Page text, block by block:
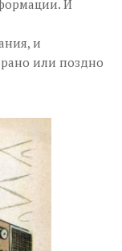
И
и
или поздно